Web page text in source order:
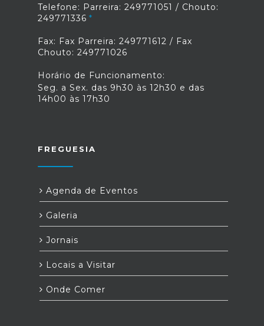
Telefone: Parreira: 249771051 / Chouto:
249771336
Fax: Fax Parreira: 249771612 / Fax
Chouto: 249771026
Horário de Funcionamento:
Seg. a Sex. das 9h30 às 12h30 e das
14h00 às 17h30
FREGUESIA
Agenda de Eventos
Galeria
Jornais
Locais a Visitar
Onde Comer